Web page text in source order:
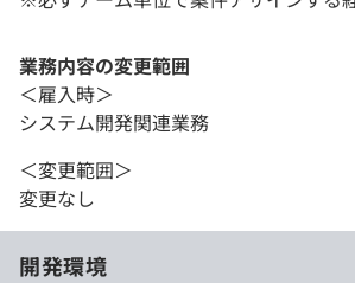
業務内容の変更範囲
＜雇入時＞
システム開発関連業務
＜変更範囲＞
変更なし
開発環境